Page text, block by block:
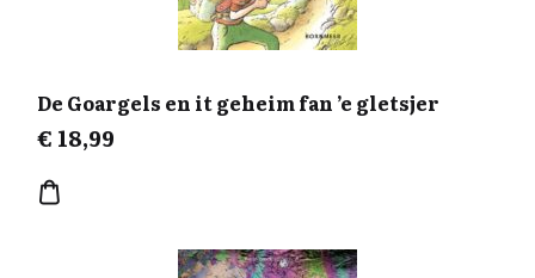
De Goargels en it geheim fan ’e gletsjer
€ 18,99